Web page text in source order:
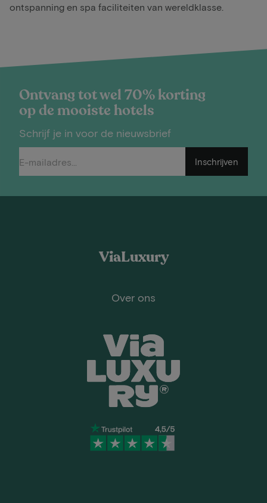
ontspanning en spa faciliteiten van wereldklasse.
Ontvang tot wel 70% korting
op de mooiste hotels
Schrijf je in voor de nieuwsbrief
Inschrijven
ViaLuxury
Over ons